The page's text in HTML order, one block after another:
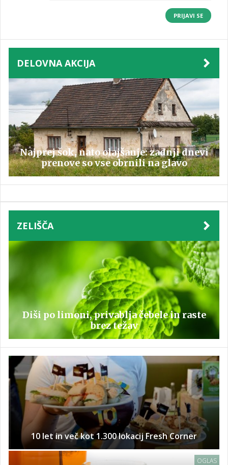
PRIJAVI SE
DELOVNA AKCIJA
Najprej šok, nato olajšanje: zadnji dnevi
prenove so vse obrnili na glavo
ZELIŠČA
Diši po limoni, privablja čebele in raste
brez težav
10 let in več kot 1.300 lokacij Fresh Corner
OGLAS